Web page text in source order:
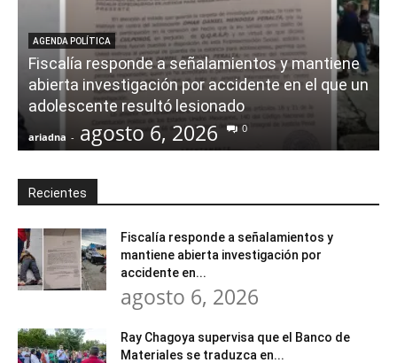
AGENDA POLÍTICA
Fiscalía responde a señalamientos y mantiene
abierta investigación por accidente en el que un
adolescente resultó lesionado
ariadna - agosto 6, 2026 0
Recientes
Fiscalía responde a señalamientos y
mantiene abierta investigación por
accidente en...
agosto 6, 2026
Ray Chagoya supervisa que el Banco de
Materiales se traduzca en...